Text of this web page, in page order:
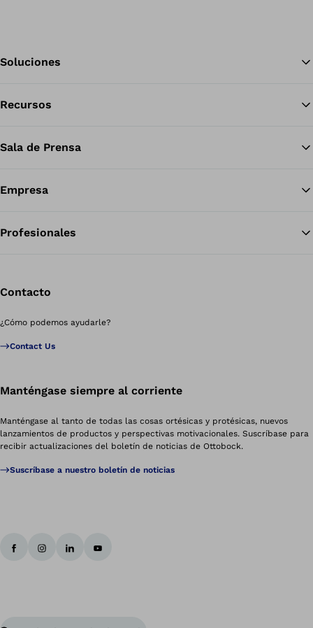
Soluciones
Recursos
Sala de Prensa
Empresa
Profesionales
Contacto
¿Cómo podemos ayudarle?
Contact Us
Manténgase siempre al corriente
Manténgase al tanto de todas las cosas ortésicas y protésicas, nuevos
lanzamientos de productos y perspectivas motivacionales. Suscríbase para
recibir actualizaciones del boletín de noticias de Ottobock.
Suscríbase a nuestro boletín de noticias